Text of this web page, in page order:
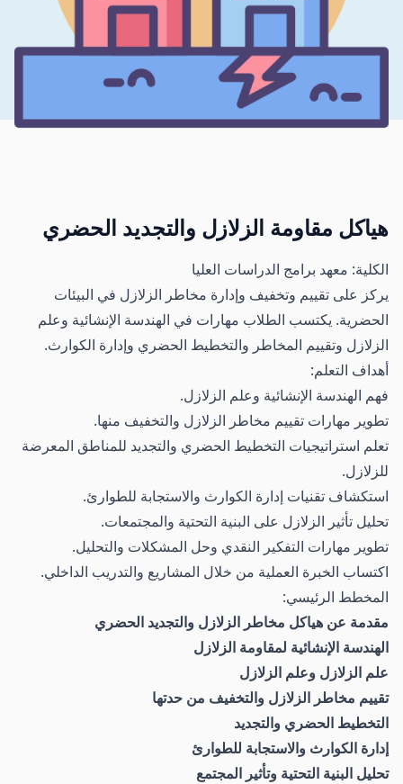
هياكل مقاومة الزلازل والتجديد الحضري
الكلية: معهد برامج الدراسات العليا
يركز على تقييم وتخفيف وإدارة مخاطر الزلازل في البيئات
الحضرية. يكتسب الطلاب مهارات في الهندسة الإنشائية وعلم
الزلازل وتقييم المخاطر والتخطيط الحضري وإدارة الكوارث.
أهداف التعلم:
فهم الهندسة الإنشائية وعلم الزلازل.
تطوير مهارات تقييم مخاطر الزلازل والتخفيف منها.
تعلم استراتيجيات التخطيط الحضري والتجديد للمناطق المعرضة
للزلازل.
استكشاف تقنيات إدارة الكوارث والاستجابة للطوارئ.
تحليل تأثير الزلازل على البنية التحتية والمجتمعات.
تطوير مهارات التفكير النقدي وحل المشكلات والتحليل.
اكتساب الخبرة العملية من خلال المشاريع والتدريب الداخلي.
المخطط الرئيسي:
مقدمة عن هياكل مخاطر الزلازل والتجديد الحضري
الهندسة الإنشائية لمقاومة الزلازل
علم الزلازل وعلم الزلازل
تقييم مخاطر الزلازل والتخفيف من حدتها
التخطيط الحضري والتجديد
إدارة الكوارث والاستجابة للطوارئ
تحليل البنية التحتية وتأثير المجتمع